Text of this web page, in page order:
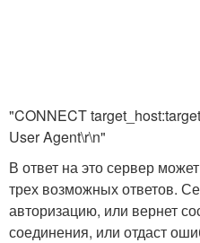
"CONNECT
User Agent\r\n"
В ответ на это сервер
трех возможных ответов.
авторизацию, или вернет
соединения, или отдаст